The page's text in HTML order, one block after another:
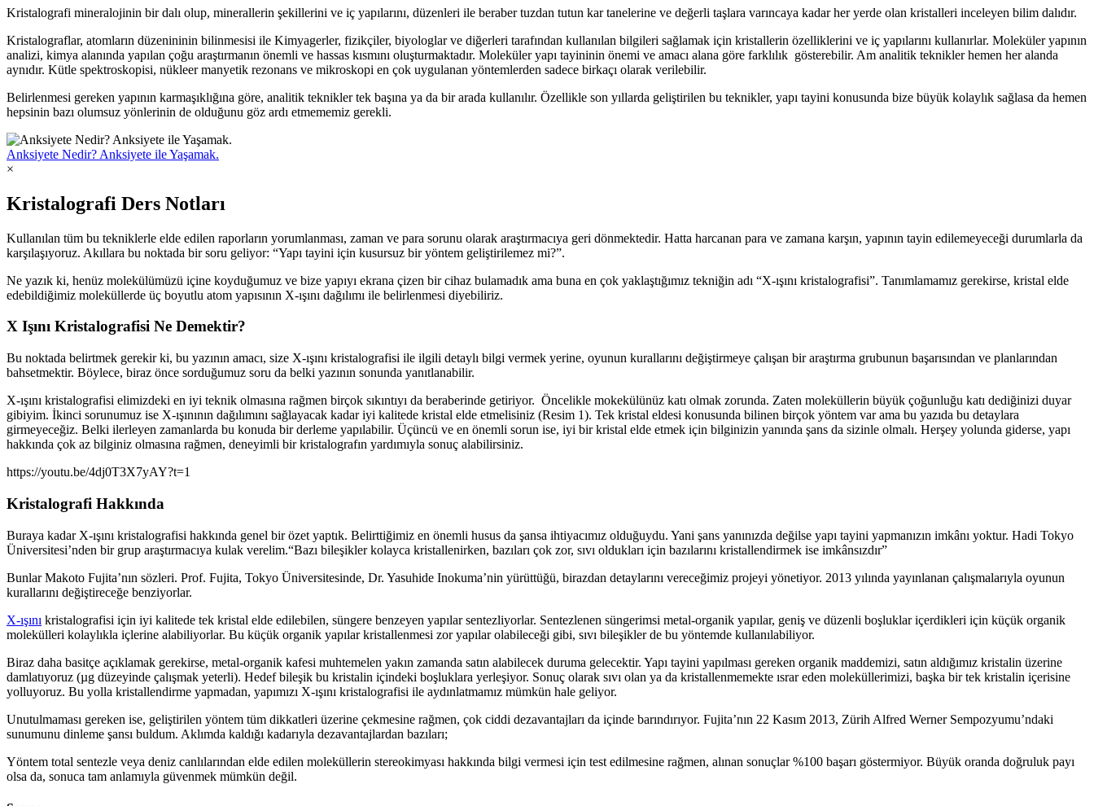
Kristalografi mineralojinin bir dalı olup, minerallerin şekillerini ve iç yapılarını, düzenleri ile beraber tuzdan tutun kar tanelerine ve değerli taşlara varıncaya kadar her yerde olan kristalleri inceleyen bilim dalıdır.
Kristalograflar, atomların düzenininin bilinmesisi ile Kimyagerler, fizikçiler, biyologlar ve diğerleri tarafından kullanılan bilgileri sağlamak için kristallerin özelliklerini ve iç yapılarını kullanırlar. Moleküler yapının
analizi, kimya alanında yapılan çoğu araştırmanın önemli ve hassas kısmını oluşturmaktadır. Moleküler yapı tayininin önemi ve amacı alana göre farklılık gösterebilir. Am analitik teknikler hemen her alanda
aynıdır. Kütle spektroskopisi, nükleer manyetik rezonans ve mikroskopi en çok uygulanan yöntemlerden sadece birkaçı olarak verilebilir.
Belirlenmesi gereken yapının karmaşıklığına göre, analitik teknikler tek başına ya da bir arada kullanılır. Özellikle son yıllarda geliştirilen bu teknikler, yapı tayini konusunda bize büyük kolaylık sağlasa da hemen
hepsinin bazı olumsuz yönlerinin de olduğunu göz ardı etmememiz gerekli.
Anksiyete Nedir? Anksiyete ile Yaşamak.
×
Kristalografi Ders Notları
Kullanılan tüm bu tekniklerle elde edilen raporların yorumlanması, zaman ve para sorunu olarak araştırmacıya geri dönmektedir. Hatta harcanan para ve zamana karşın, yapının tayin edilemeyeceği durumlarla da
karşılaşıyoruz. Akıllara bu noktada bir soru geliyor: “Yapı tayini için kusursuz bir yöntem geliştirilemez mi?”.
Ne yazık ki, henüz molekülümüzü içine koyduğumuz ve bize yapıyı ekrana çizen bir cihaz bulamadık ama buna en çok yaklaştığımız tekniğin adı “X-ışını kristalografisi”. Tanımlamamız gerekirse, kristal elde
edebildiğimiz moleküllerde üç boyutlu atom yapısının X-ışını dağılımı ile belirlenmesi diyebiliriz.
X Işını Kristalografisi Ne Demektir?
Bu noktada belirtmek gerekir ki, bu yazının amacı, size X-ışını kristalografisi ile ilgili detaylı bilgi vermek yerine, oyunun kurallarını değiştirmeye çalışan bir araştırma grubunun başarısından ve planlarından
bahsetmektir. Böylece, biraz önce sorduğumuz soru da belki yazının sonunda yanıtlanabilir.
X-ışını kristalografisi elimizdeki en iyi teknik olmasına rağmen birçok sıkıntıyı da beraberinde getiriyor. Öncelikle mokekülünüz katı olmak zorunda. Zaten moleküllerin büyük çoğunluğu katı dediğinizi duyar
gibiyim. İkinci sorunumuz ise X-ışınının dağılımını sağlayacak kadar iyi kalitede kristal elde etmelisiniz (Resim 1). Tek kristal eldesi konusunda bilinen birçok yöntem var ama bu yazıda bu detaylara
girmeyeceğiz. Belki ilerleyen zamanlarda bu konuda bir derleme yapılabilir. Üçüncü ve en önemli sorun ise, iyi bir kristal elde etmek için bilginizin yanında şans da sizinle olmalı. Herşey yolunda giderse, yapı
hakkında çok az bilginiz olmasına rağmen, deneyimli bir kristalografın yardımıyla sonuç alabilirsiniz.
https://youtu.be/4dj0T3X7yAY?t=1
Kristalografi Hakkında
Buraya kadar X-ışını kristalografisi hakkında genel bir özet yaptık. Belirttiğimiz en önemli husus da şansa ihtiyacımız olduğuydu. Yani şans yanınızda değilse yapı tayini yapmanızın imkânı yoktur. Hadi Tokyo
Üniversitesi’nden bir grup araştırmacıya kulak verelim.“Bazı bileşikler kolayca kristallenirken, bazıları çok zor, sıvı oldukları için bazılarını kristallendirmek ise imkânsızdır”
Bunlar Makoto Fujita’nın sözleri. Prof. Fujita, Tokyo Üniversitesinde, Dr. Yasuhide Inokuma’nin yürüttüğü, birazdan detaylarını vereceğimiz projeyi yönetiyor. 2013 yılında yayınlanan çalışmalarıyla oyunun
kurallarını değiştireceğe benziyorlar.
X-ışını kristalografisi için iyi kalitede tek kristal elde edilebilen, süngere benzeyen yapılar sentezliyorlar. Sentezlenen süngerimsi metal-organik yapılar, geniş ve düzenli boşluklar içerdikleri için küçük organik
molekülleri kolaylıkla içlerine alabiliyorlar. Bu küçük organik yapılar kristallenmesi zor yapılar olabileceği gibi, sıvı bileşikler de bu yöntemde kullanılabiliyor.
Biraz daha basitçe açıklamak gerekirse, metal-organik kafesi muhtemelen yakın zamanda satın alabilecek duruma gelecektir. Yapı tayini yapılması gereken organik maddemizi, satın aldığımız kristalin üzerine
damlatıyoruz (µg düzeyinde çalışmak yeterli). Hedef bileşik bu kristalin içindeki boşluklara yerleşiyor. Sonuç olarak sıvı olan ya da kristallenmemekte ısrar eden moleküllerimizi, başka bir tek kristalin içerisine
yolluyoruz. Bu yolla kristallendirme yapmadan, yapımızı X-ışını kristalografisi ile aydınlatmamız mümkün hale geliyor.
Unutulmaması gereken ise, geliştirilen yöntem tüm dikkatleri üzerine çekmesine rağmen, çok ciddi dezavantajları da içinde barındırıyor. Fujita’nın 22 Kasım 2013, Zürih Alfred Werner Sempozyumu’ndaki
sunumunu dinleme şansı buldum. Aklımda kaldığı kadarıyla dezavantajlardan bazıları;
Yöntem total sentezle veya deniz canlılarından elde edilen moleküllerin stereokimyası hakkında bilgi vermesi için test edilmesine rağmen, alınan sonuçlar %100 başarı göstermiyor. Büyük oranda doğruluk payı
olsa da, sonuca tam anlamıyla güvenmek mümkün değil.